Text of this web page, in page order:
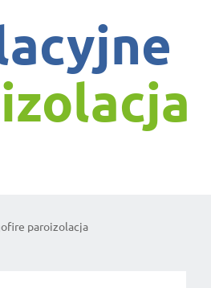
paroizolacja